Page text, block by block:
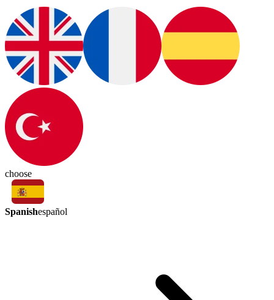
choose
Spanishespañol